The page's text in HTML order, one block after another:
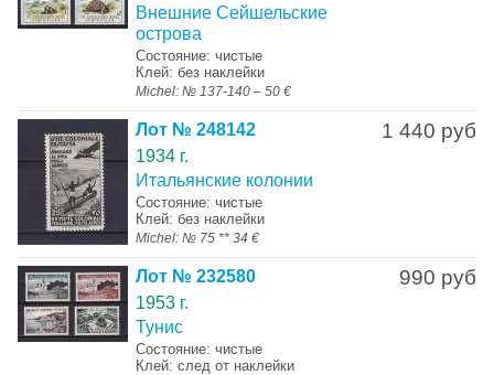
Внешние Сейшельские
острова
Состояние: чистые
Клей: без наклейки
Michel: № 137-140 – 50 €
1 440 руб
Лот № 248142
1934 г.
Итальянские колонии
Состояние: чистые
Клей: без наклейки
Michel: № 75 ** 34 €
990 руб
Лот № 232580
1953 г.
Тунис
Состояние: чистые
Клей: след от наклейки